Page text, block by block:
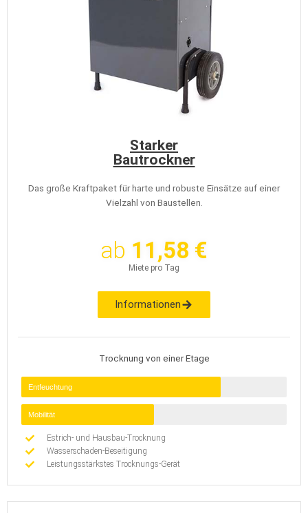
Starker
Bautrockner
Das große Kraftpaket für harte und robuste Einsätze auf einer
Vielzahl von Baustellen.
ab 11,58 €
Miete pro Tag
Informationen
Trocknung von einer Etage
Entfeuchtung
Mobilität
Estrich- und Hausbau-Trocknung
Wasserschaden-Beseitigung
Leistungsstärkstes Trocknungs-Gerät